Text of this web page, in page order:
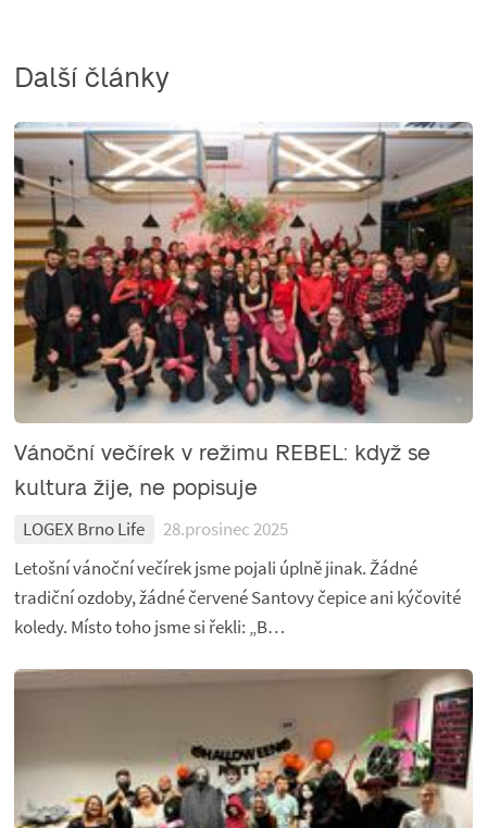
Další články
Vánoční večírek v režimu REBEL: když se
kultura žije, ne popisuje
LOGEX Brno Life
28.prosinec 2025
Letošní vánoční večírek jsme pojali úplně jinak. Žádné
tradiční ozdoby, žádné červené Santovy čepice ani kýčovité
koledy. Místo toho jsme si řekli: „B…